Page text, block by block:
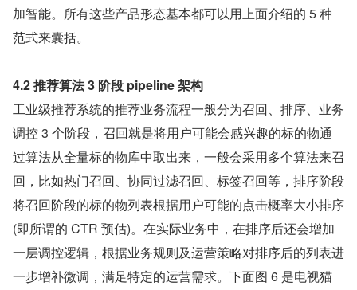
加智能。所有这些产品形态基本都可以用上面介绍的 5 种
范式来囊括。
4.2 推荐算法 3 阶段 pipeline 架构
工业级推荐系统的推荐业务流程一般分为召回、排序、业务
调控 3 个阶段，召回就是将用户可能会感兴趣的标的物通
过算法从全量标的物库中取出来，一般会采用多个算法来召
回，比如热门召回、协同过滤召回、标签召回等，排序阶段
将召回阶段的标的物列表根据用户可能的点击概率大小排序
(即所谓的 CTR 预估)。在实际业务中，在排序后还会增加
一层调控逻辑，根据业务规则及运营策略对排序后的列表进
一步增补微调，满足特定的运营需求。下面图 6 是电视猫